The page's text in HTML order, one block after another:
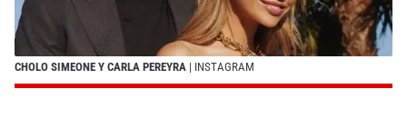
CHOLO SIMEONE Y CARLA PEREYRA | INSTAGRAM